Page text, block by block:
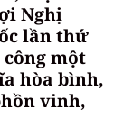
Nghị
lần thứ
một
hòa bình,
vinh,